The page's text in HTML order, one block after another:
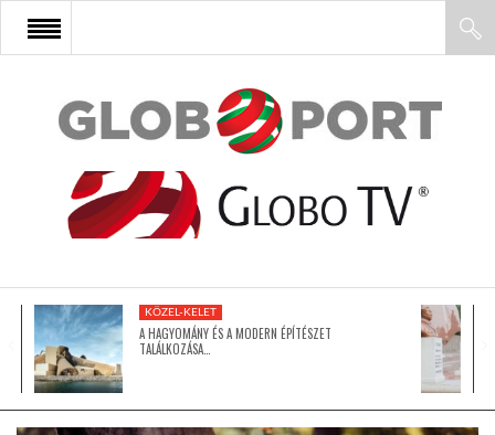
FŐOLDAL
AFRIKA
ÁZSIA
KÖZEL-KELET
A HAGYOMÁNY ÉS A MODERN ÉPÍTÉSZET
TALÁLKOZÁSA…